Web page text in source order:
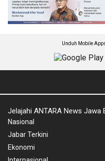
Unduh Mobile
Jelajahi ANTARA News Jawa
Nasional
Jabar Terkini
Ekonomi